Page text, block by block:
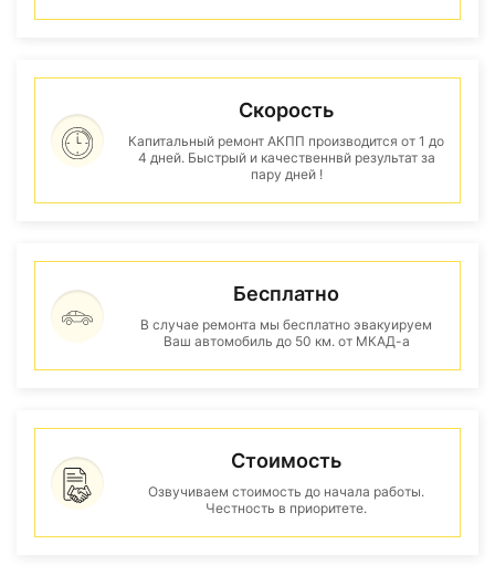
Скорость
Капитальный ремонт АКПП производится от 1 до
4 дней. Быстрый и качественнвй результат за
пару дней !
Бесплатно
В случае ремонта мы бесплатно эвакуируем
Ваш автомобиль до 50 км. от МКАД-а
Стоимость
Озвучиваем стоимость до начала работы.
Честность в приоритете.